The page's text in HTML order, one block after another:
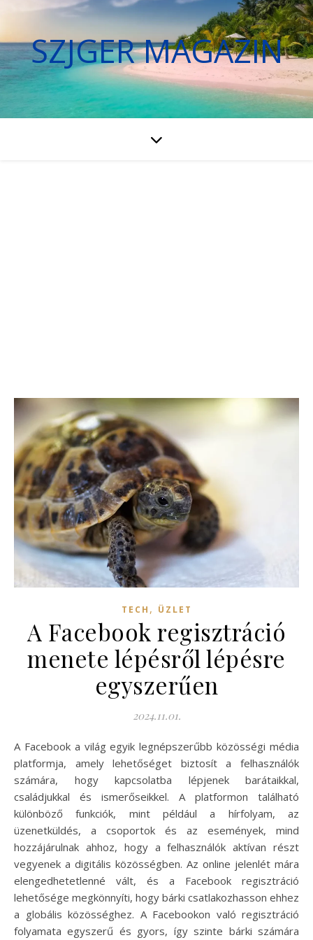
SZJGER MAGAZIN
TECH , ÜZLET
A Facebook regisztráció
menete lépésről lépésre
egyszerűen
2024.11.01.
A Facebook a világ egyik legnépszerűbb közösségi média
platformja, amely lehetőséget biztosít a felhasználók
számára, hogy kapcsolatba lépjenek barátaikkal,
családjukkal és ismerőseikkel. A platformon található
különböző funkciók, mint például a hírfolyam, az
üzenetküldés, a csoportok és az események, mind
hozzájárulnak ahhoz, hogy a felhasználók aktívan részt
vegyenek a digitális közösségben. Az online jelenlét mára
elengedhetetlenné vált, és a Facebook regisztráció
lehetősége megkönnyíti, hogy bárki csatlakozhasson ehhez
a globális közösséghez. A Facebookon való regisztráció
folyamata egyszerű és gyors, így szinte bárki számára